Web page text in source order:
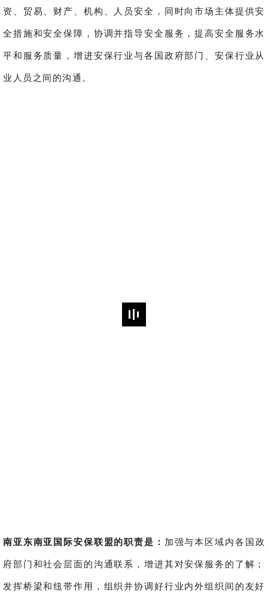
资、贸易、财产、机构、人员安全，同时向市场主体提供安
全措施和安全保障，协调并指导安全服务，提高安全服务水
平和服务质量，增进安保行业与各国政府部门、安保行业从
业人员之间的沟通。
南亚东南亚国际安保联盟的职责是： 加强与本区域内各国政
府部门和社会层面的沟通联系，增进其对安保服务的了解；
发挥桥梁和纽带作用，组织并协调好行业内外组织间的友好